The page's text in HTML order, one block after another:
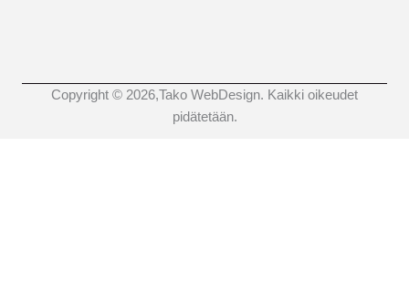
Copyright © 2026,Tako WebDesign. Kaikki oikeudet
pidätetään.